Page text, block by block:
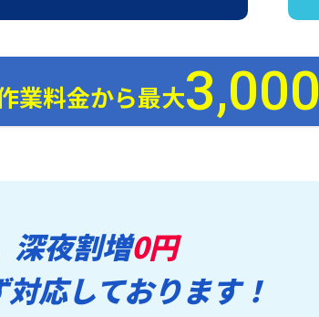
業料金から最大3,000
深夜割増0円
応しております！